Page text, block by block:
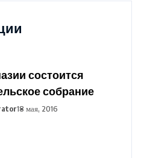
состоится
собрание
18 мая, 2016